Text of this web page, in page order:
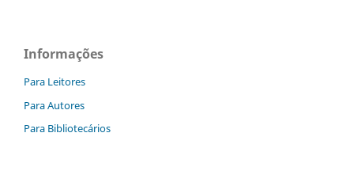
Informações
Para Leitores
Para Autores
Para Bibliotecários